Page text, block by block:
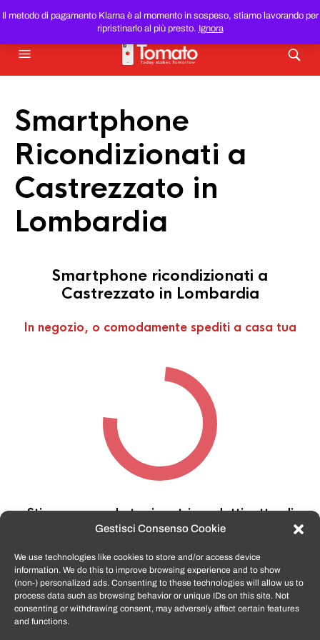
Gestisci Consenso Cookie
We use technologies like cookies to store and/or access device
information. We do this to improve browsing experience and to show
(non-) personalized ads. Consenting to these technologies will allow us to
process data such as browsing behavior or unique IDs on this site. Not
consenting or withdrawing consent, may adversely affect certain features
and functions.
Il metodo di pagamento Klarna è al momento in sospeso, stiamo lavorando per
ripristinarlo al più presto. Ignora
SMARTPHONE E TABLET RICONDIZIONATIAL MIGLIOR
PREZZO DEL WEB!
Smartphone
Ricondizionati a
Castrezzato in
Lombardia
Smartphone ricondizionati a
Castrezzato in Lombardia
In negozio, o comodamente spediti a casa tua
Stiamo cercando tra i nostri prodotti, attendi
qualche secondo…
TomatoSmartphone.itè lo shop n.1 in italia per
smartphone ricondizionati garantiti e certificati
di tutte le marche,APPLE, SAMSUNG, HUAWEI,
ONEPLUS, XIAOMI e tanto altro